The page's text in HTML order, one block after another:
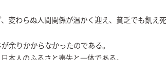
変わらぬ人間関係が温かく迎え、貧乏でも飢え
余りかからなかったのである。
本人のふるさと喪失と一体である。